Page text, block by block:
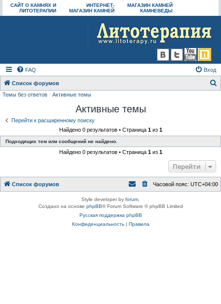
САЙТ О КАМНЯХ И
ЛИТОТЕРАПИИ
ИНТЕРНЕТ-
МАГАЗИН КАМНЕЙ
МАГАЗИН КАМНЕЙ
КАМНЕВЕДЫ
FAQ Вход
Список форумов
Темы без ответов Активные темы
Активные темы
Перейти к расширенному поиску
Найдено 0 результатов • Страница 1из 1
Подходящих тем или сообщений не найдено.
Найдено 0 результатов • Страница 1из 1
Перейти
Список форумов Часовой пояс: UTC+04:00
Style developer by forum
Создано на основе phpBB® Forum Software © phpBB Limited
Русская поддержка phpBB
Конфиденциальность| Правила